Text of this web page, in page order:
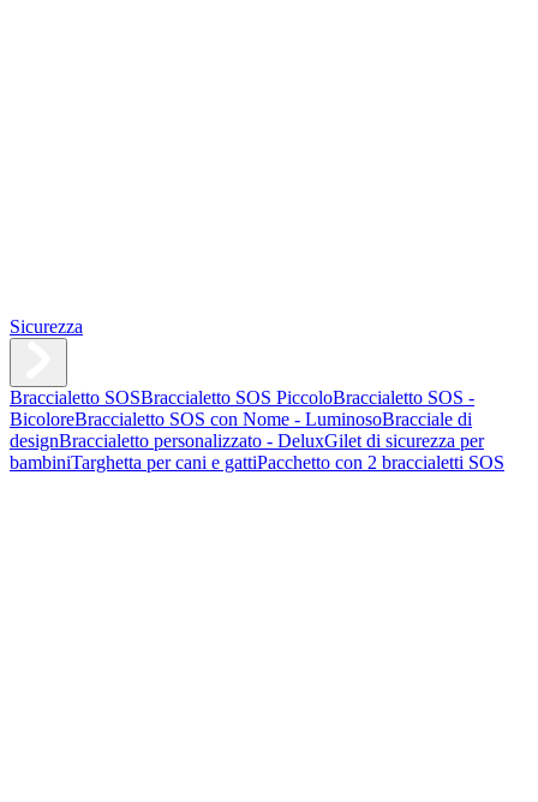
Sicurezza
Braccialetto SOSBraccialetto SOS PiccoloBraccialetto SOS -
BicoloreBraccialetto SOS con Nome - LuminosoBracciale di
designBraccialetto personalizzato - DeluxGilet di sicurezza per
bambiniTarghetta per cani e gattiPacchetto con 2 braccialetti SOS